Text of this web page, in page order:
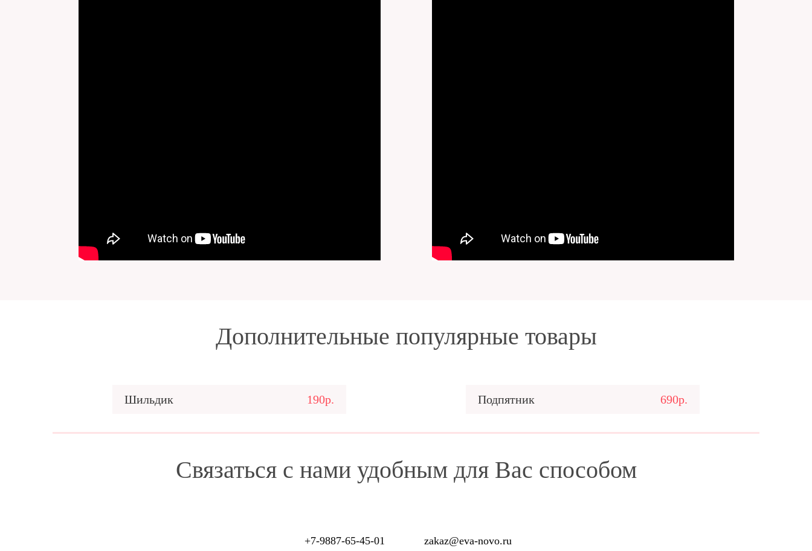
Дополнительные популярные товары
Шильдик 190р. Подпятник 690р.
Связаться с нами удобным для Вас способом
+7-9887-65-45-01 zakaz@eva-novo.ru